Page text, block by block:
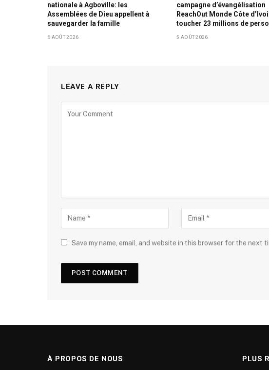
nationale à Agboville: les
Assemblées de Dieu appellent à
sauvegarder la famille
6 AOÛT 2026
campagne d’évangélisation
ReachOut Monde Côte
toucher 23 millions de
5 AOÛT 2026
LEAVE A REPLY
Save my name, email, and website in this browser for the next
À PROPOS DE NOUS PLUS